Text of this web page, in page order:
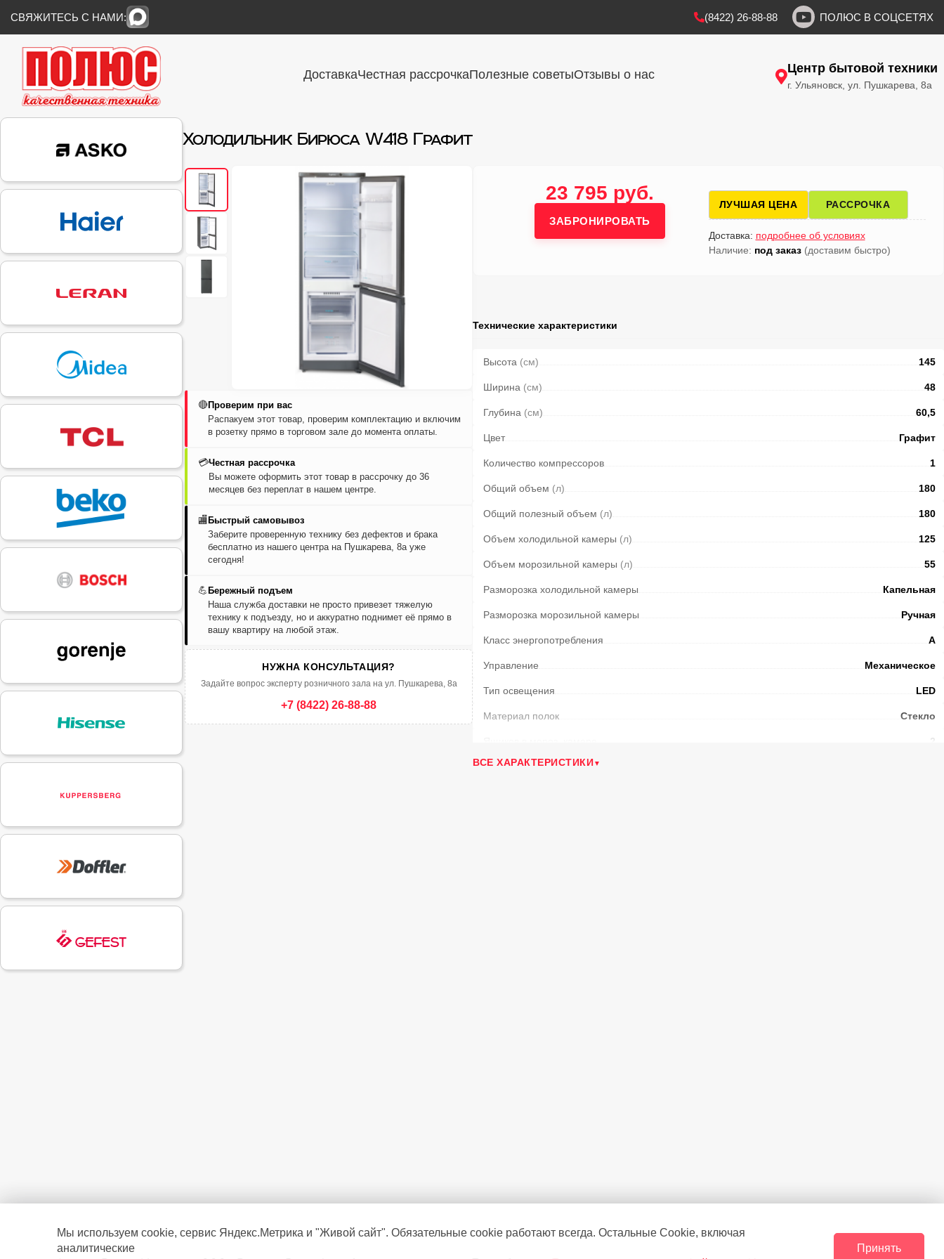
СВЯЖИТЕСЬ С НАМИ: (8422) 26-88-88 ПОЛЮС В СОЦСЕТЯХ
ДоставкаЧестная рассрочкаПолезные советыОтзывы о нас Центр бытовой техники
г. Ульяновск, ул. Пушкарева, 8а
Холодильник Бирюса W418 Графит
🔴Проверим при вас
Распакуем этот товар, проверим комплектацию и включим
в розетку прямо в торговом зале до момента оплаты.
💳Честная рассрочка
Вы можете оформить этот товар в рассрочку до 36
месяцев без переплат в нашем центре.
🏬 Быстрый самовывоз
Заберите проверенную технику без дефектов и брака
бесплатно из нашего центра на Пушкарева, 8а уже
сегодня!
💪 Бережный подъем
Наша служба доставки не просто привезет тяжелую
технику к подъезду, но и аккуратно поднимет её прямо в
вашу квартиру на любой этаж.
НУЖНА КОНСУЛЬТАЦИЯ?
Задайте вопрос эксперту розничного зала на ул. Пушкарева, 8а
+7 (8422) 26-88-88
23 795 руб.
ЗАБРОНИРОВАТЬ
ЛУЧШАЯ ЦЕНА РАССРОЧКА
Доставка: подробнее об условиях
Наличие: под заказ(доставим быстро)
Технические характеристики
Высота (см) 145
Ширина (см) 48
Глубина (см) 60,5
Цвет Графит
Количество компрессоров 1
Общий объем (л) 180
Общий полезный объем (л) 180
Объем холодильной камеры (л) 125
Объем морозильной камеры (л) 55
Разморозка холодильной камеры Капельная
Разморозка морозильной камеры Ручная
Класс энергопотребления А
Управление Механическое
Тип освещения LED
Материал полок Стекло
2
Климатический класс
ВСЕ ХАРАКТЕРИСТИКИ
Мы используем cookie, сервис Яндекс.Метрика и "Живой сайт". Обязательные cookie работают всегда. Остальные Сookie, включая
аналитические
Принять